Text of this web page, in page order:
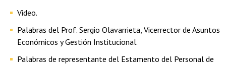
Video.
Palabras del Prof. Sergio Olavarrieta, Vicerrector de Asuntos
Económicos y Gestión Institucional.
Palabras de representante del Estamento del Personal de